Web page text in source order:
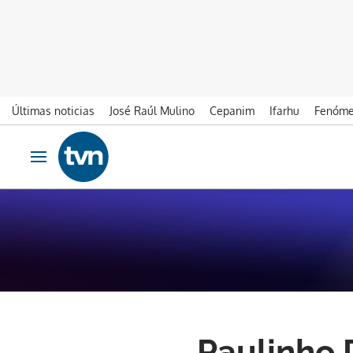
Últimas noticias José Raúl Mulino Cepanim Ifarhu
Ir al contenido
Obrir navegació